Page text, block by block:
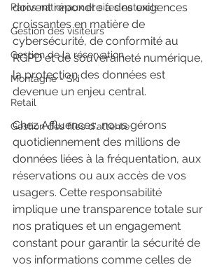
Parcs nationaux et sites naturels
Gestion des visiteurs
Gestion de la réservation
Montagne - Ski
Retail
Gestion des files d'attente
doivent répondre à des exigences
croissantes en matière de
cybersécurité, de conformité au
RGPD et de souveraineté numérique,
la protection des données est
devenue un enjeu central.
Chez Affluences, nous gérons
quotidiennement des millions de
données liées à la fréquentation, aux
réservations ou aux accès de vos
usagers. Cette responsabilité
implique une transparence totale sur
nos pratiques et un engagement
constant pour garantir la sécurité de
vos informations comme celles de